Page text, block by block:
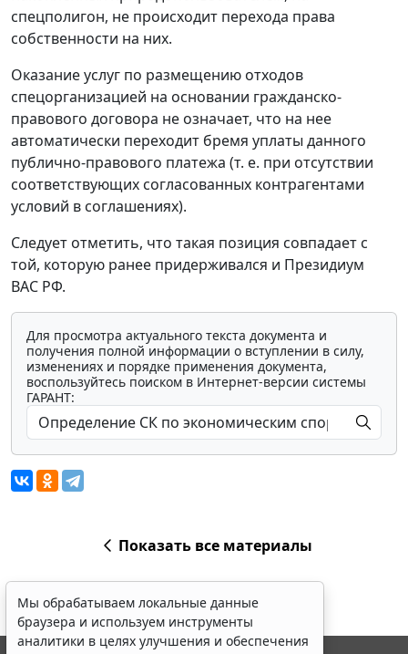
спецполигон, не происходит перехода права
собственности на них.
Оказание услуг по размещению отходов
спецорганизацией на основании гражданско-
правового договора не означает, что на нее
автоматически переходит бремя уплаты данного
публично-правового платежа (т. е. при отсутствии
соответствующих согласованных контрагентами
условий в соглашениях).
Следует отметить, что такая позиция совпадает с
той, которую ранее придерживался и Президиум
ВАС РФ.
Для просмотра актуального текста документа и
получения полной информации о вступлении в силу,
изменениях и порядке применения документа,
воспользуйтесь поиском в Интернет-версии системы
ГАРАНТ:
Показать все материалы
Мы обрабатываем локальные данные
браузера и используем инструменты
аналитики в целях улучшения и обеспечения